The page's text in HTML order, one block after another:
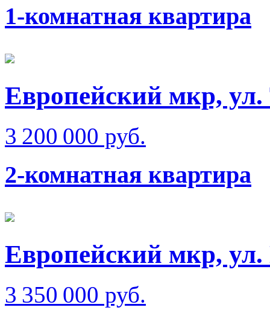
1-комнатная квартира
Европейский мкр, ул.
3 200 000 руб.
2-комнатная квартира
Европейский мкр, ул.
3 350 000 руб.